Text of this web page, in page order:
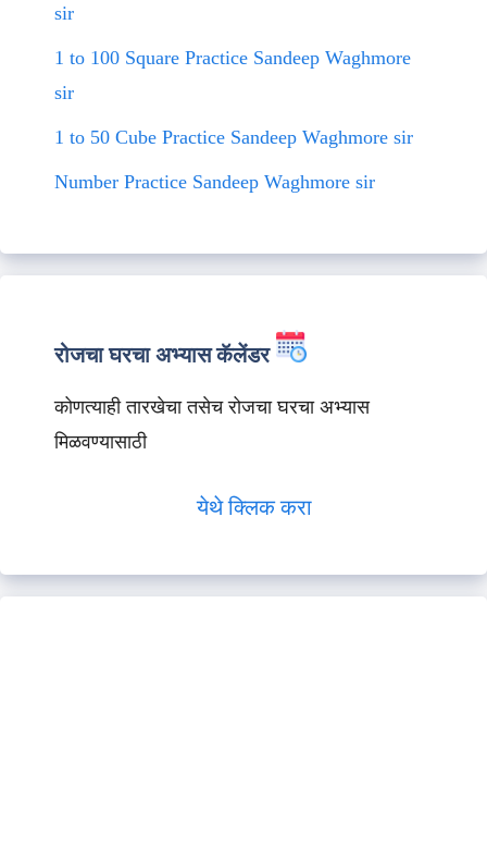
sir
1 to 100 Square Practice Sandeep Waghmore
sir
1 to 50 Cube Practice Sandeep Waghmore sir
Number Practice Sandeep Waghmore sir
रोजचा घरचा अभ्यास कॅलेंडर
कोणत्याही तारखेचा तसेच रोजचा घरचा अभ्यास
मिळवण्यासाठी
येथे क्लिक करा